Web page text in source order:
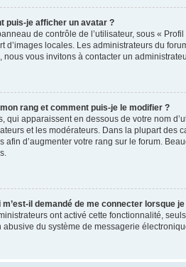
puis-je afficher un avatar ?
de contrôle de l’utilisateur, sous «
d’images locales. Les administrateurs du
nous vous invitons à contacter un
rang et comment puis-je le modifier ?
qui apparaissent en dessous de votre nom
et les modérateurs. Dans la plupart des
afin d’augmenter votre rang sur le forum.
m’est-il demandé de me connecter lorsque
ont activé cette fonctionnalité,
abusive du système de messagerie